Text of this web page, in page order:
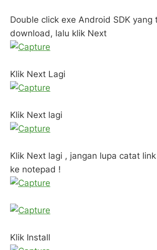
Double click exe Android SDK yang
download, lalu klik Next
Klik Next Lagi
Klik Next lagi
Klik Next lagi , jangan lupa catat
ke notepad !
Klik Install